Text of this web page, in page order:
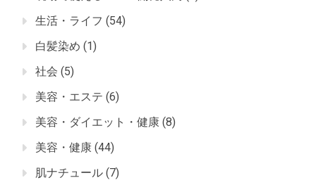
生活・ライフ (54)
白髪染め (1)
社会 (5)
美容・エステ (6)
美容・ダイエット・健康 (8)
美容・健康 (44)
肌ナチュール (7)